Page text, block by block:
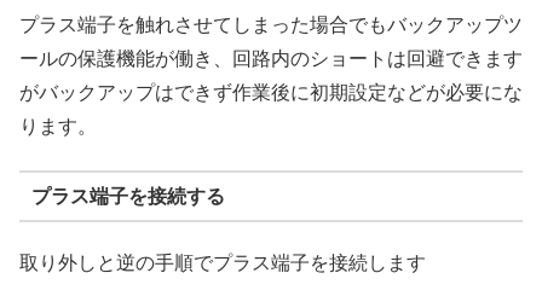
プラス端子を触れさせてしまった場合でもバックアップツ
ールの保護機能が働き、回路内のショートは回避できます
がバックアップはできず作業後に初期設定などが必要にな
ります。
プラス端子を接続する
取り外しと逆の手順でプラス端子を接続します